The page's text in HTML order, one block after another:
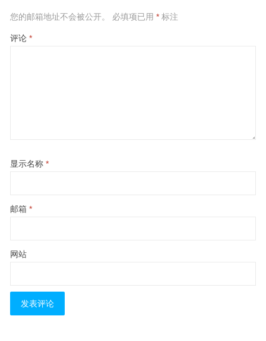
您的邮箱地址不会被公开。 必填项已用 *标注
评论 *
显示名称 *
邮箱 *
网站